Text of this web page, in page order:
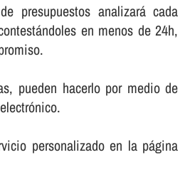
presupuestos analizará cada
en menos de 24h,
pueden hacerlo por medio de
personalizado en la página